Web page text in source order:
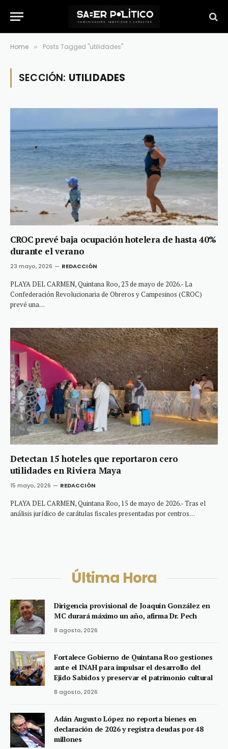
Home » Posts Tagged "utilidades"
SECCIÓN: UTILIDADES
CROC prevé baja ocupación hotelera de hasta 40%
durante el verano
23 mayo, 2026 REDACCIÓN
PLAYA DEL CARMEN, Quintana Roo, 23 de mayo de 2026.- La
Confederación Revolucionaria de Obreros y Campesinos (CROC)
prevé una…
Detectan 15 hoteles que reportaron cero
utilidades en Riviera Maya
15 mayo, 2026 REDACCIÓN
PLAYA DEL CARMEN, Quintana Roo, 15 de mayo de 2026.- Tras el
análisis jurídico de carátulas fiscales presentadas por centros…
Última Hora
Dirigencia provisional de Joaquín González en
MC durará máximo un año, afirma Dr. Pech
8 agosto, 2026
Fortalece Gobierno de Quintana Roo gestiones
ante el INAH para impulsar el desarrollo del
Ejido Sabidos y preservar el patrimonio cultural
8 agosto, 2026
Adán Augusto López no reporta bienes en
declaración de 2026 y registra deudas por 48
millones